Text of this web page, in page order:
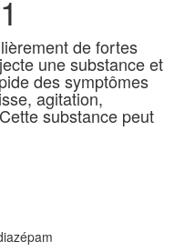
de fortes
une substance et
des symptômes
agitation,
substance peut